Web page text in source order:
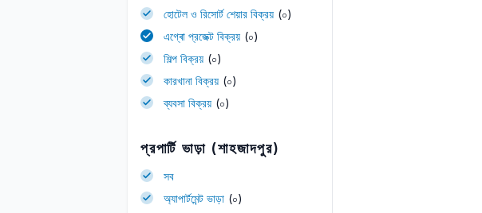
হোটেল ও রিসোর্ট শেয়ার বিক্রয় (০)
এগ্ৰো প্রজেক্ট বিক্রয় (০)
শিল্প বিক্রয় (০)
কারখানা বিক্রয় (০)
ব্যবসা বিক্রয় (০)
প্রপার্টি ভাড়া (শাহজাদপুর)
সব
অ্যাপার্টমেন্ট ভাড়া (০)